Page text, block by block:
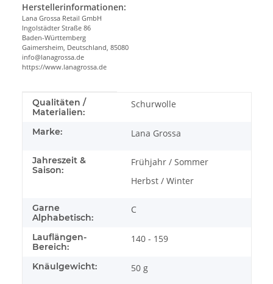
Herstellerinformationen:
Lana Grossa Retail GmbH
Ingolstädter Straße 86
Baden-Württemberg
Gaimersheim, Deutschland, 85080
info@lanagrossa.de
https://www.lanagrossa.de
Produkteigenschaft
Wert
Qualitäten /
Materialien:
Schurwolle
Marke: Lana Grossa
Jahreszeit &
Saison:
Frühjahr / Sommer
Herbst / Winter
Garne
Alphabetisch:
C
Lauflängen-
Bereich:
140 - 159
Knäulgewicht: 50 g